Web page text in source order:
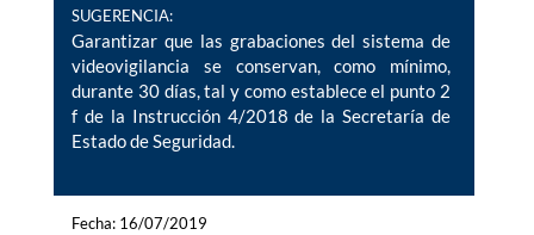
SUGERENCIA:
Garantizar que las grabaciones del sistema de
videovigilancia se conservan, como mínimo,
durante 30 días, tal y como establece el punto 2
f de la Instrucción 4/2018 de la Secretaría de
Estado de Seguridad.
Fecha: 16/07/2019